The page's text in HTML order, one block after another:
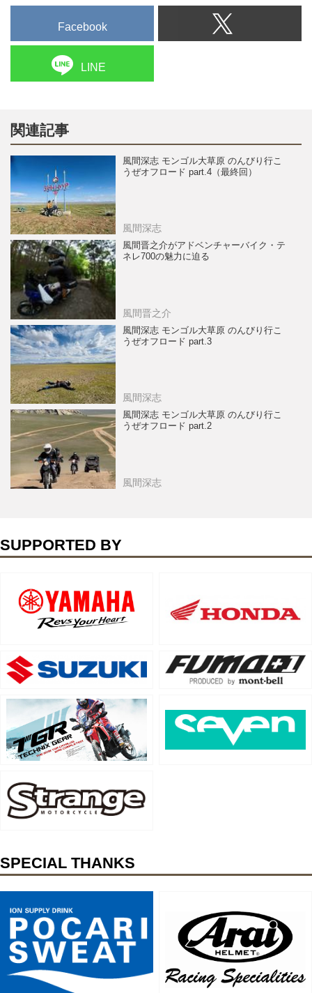
Facebook
LINE
関連記事
風間深志 モンゴル大草原 のんびり行こ
うぜオフロード part.4（最終回）
風間深志
風間晋之介がアドベンチャーバイク・テ
ネレ700の魅力に迫る
風間晋之介
風間深志 モンゴル大草原 のんびり行こ
うぜオフロード part.3
風間深志
風間深志 モンゴル大草原 のんびり行こ
うぜオフロード part.2
風間深志
SUPPORTED BY
SPECIAL THANKS